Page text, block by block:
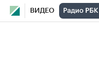
ВИДЕО